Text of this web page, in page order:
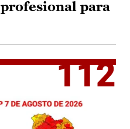
para
112